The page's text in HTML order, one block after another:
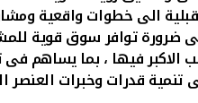
الى خطوات واقعية
ضرورة توافر سوق قوية
الاكبر فيها ، بما يساهم
تنمية قدرات وخبرات